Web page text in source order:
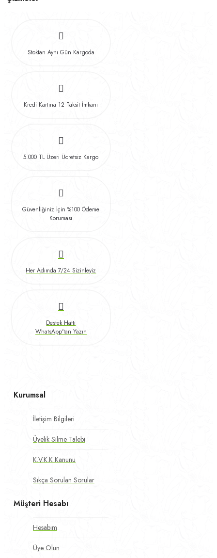
Stoktan Aynı Gün Kargoda
Kredi Kartına 12 Taksit İmkanı
5.000 TL Üzeri Ücretsiz Kargo
Güvenliğiniz İçin %100 Ödeme
Koruması
Her Adımda 7/24 Sizinleyiz
Destek Hattı
WhatsApp'tan Yazın
Kurumsal
İletişim Bilgileri
Üyelik Silme Talebi
K.V.K.K Kanunu
Sıkça Sorulan Sorular
Müşteri Hesabı
Hesabım
Üye Olun